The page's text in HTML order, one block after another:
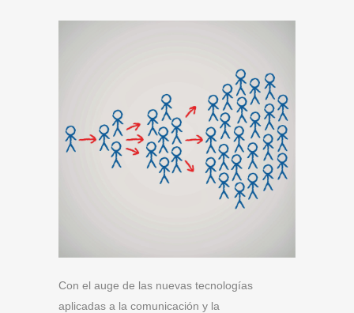
Con el auge de las nuevas tecnologías
aplicadas a la comunicación y la